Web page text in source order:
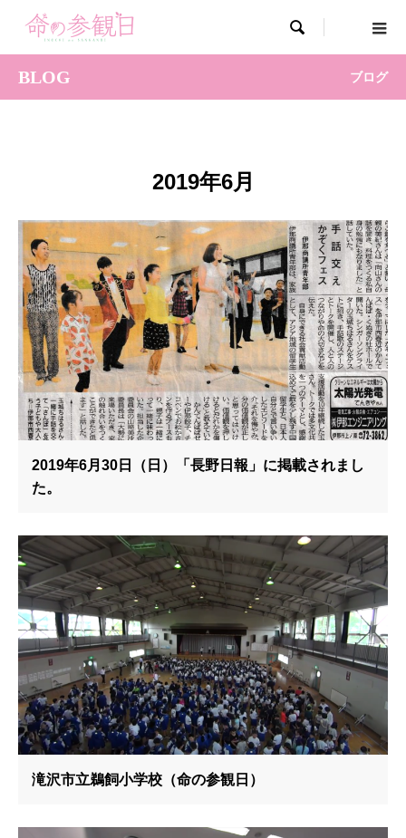

BLOG ブログ
2019年6月
2019年6月30日（日）「長野日報」に掲載されまし
た。
滝沢市立鵜飼小学校（命の参観日）